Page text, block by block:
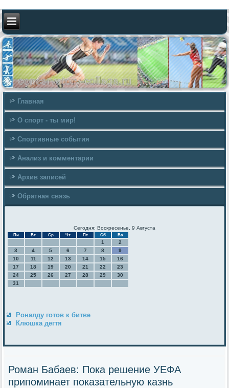
Главная
О спорт - ты мир!
Спортивные события
Анализ и комментарии
Архив записей
Обратная связь
Сегодня: Воскресенье, 9 Августа
Пн Вт Ср Чт Пт Сб Вс
1
2
3
4 5 6 7 8
9
10
11 12 13 14 15
16
17
18 19 20 21 22
23
24
25 26 27 28 29
30
31
Роналду готов к битве
Клюшка дегтя
Роман Бабаев: Пока решение УЕФА
припоминает показательную казнь